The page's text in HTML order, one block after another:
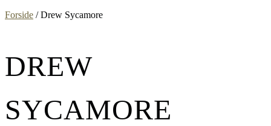
Forside /Drew Sycamore
DREW
SYCAMORE